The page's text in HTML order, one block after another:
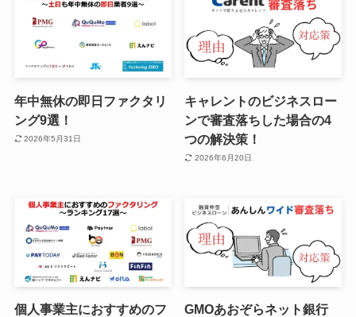
年中無休の即日ファクタリ
ング9選！
2026年5月31日
キャレントのビジネスロー
ンで審査落ちした場合の4
つの解決策！
2026年6月20日
個人事業主におすすめのフ
GMOあおぞらネット銀行